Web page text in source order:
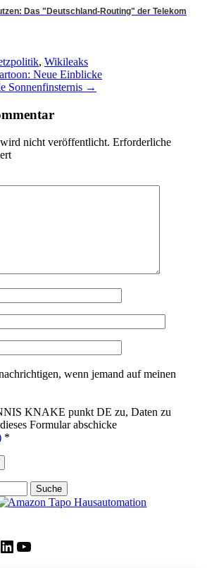
Das "Deutschland-Routing" der Telekom
, Wikileaks
Neue Einblicke
Sonnenfinsternis →
nicht veröffentlicht. Erforderliche
wenn jemand auf meinen
KNAKE punkt DE zu, Daten zu
Formular abschicke
*
LinkedIn
YouTube